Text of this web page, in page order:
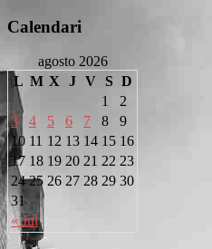
Calendari
agosto 2026
L M X J V S D
« Jul
1
2
3
4 5 6 7 8
9
10 11 12 13 14 15 16
17 18 19 20 21 22 23
24 25 26 27 28 29 30
31